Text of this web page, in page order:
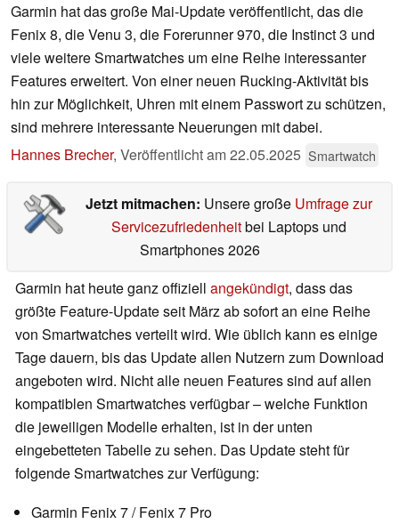
Garmin hat das große Mai-Update veröffentlicht, das die
Fenix 8, die Venu 3, die Forerunner 970, die Instinct 3 und
viele weitere Smartwatches um eine Reihe interessanter
Features erweitert. Von einer neuen Rucking-Aktivität bis
hin zur Möglichkeit, Uhren mit einem Passwort zu schützen,
sind mehrere interessante Neuerungen mit dabei.
Hannes Brecher, Veröffentlicht am22.05.2025 Smartwatch
Jetzt mitmachen: Unsere große Umfrage zur
Servicezufriedenheitbei Laptops und
Smartphones 2026
Garmin hat heute ganz offiziell angekündigt, dass das
größte Feature-Update seit März ab sofort an eine Reihe
von Smartwatches verteilt wird. Wie üblich kann es einige
Tage dauern, bis das Update allen Nutzern zum Download
angeboten wird. Nicht alle neuen Features sind auf allen
kompatiblen Smartwatches verfügbar – welche Funktion
die jeweiligen Modelle erhalten, ist in der unten
eingebetteten Tabelle zu sehen. Das Update steht für
folgende Smartwatches zur Verfügung:
Garmin Fenix 7 / Fenix 7 Pro